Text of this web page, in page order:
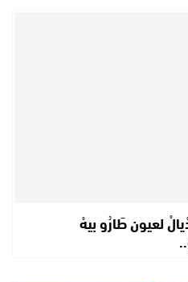
لعيون طَارُو بيهْ